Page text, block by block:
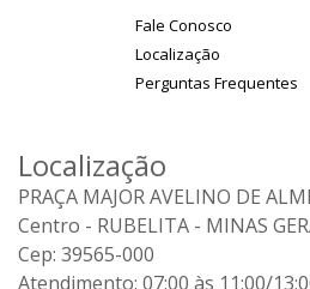
Fale Conosco
Localização
Perguntas Frequentes
Localização
PRAÇA MAJOR AVELINO DE
Centro - RUBELITA - MINAS
Cep: 39565-000
Atendimento: 07:00 às 11:00/